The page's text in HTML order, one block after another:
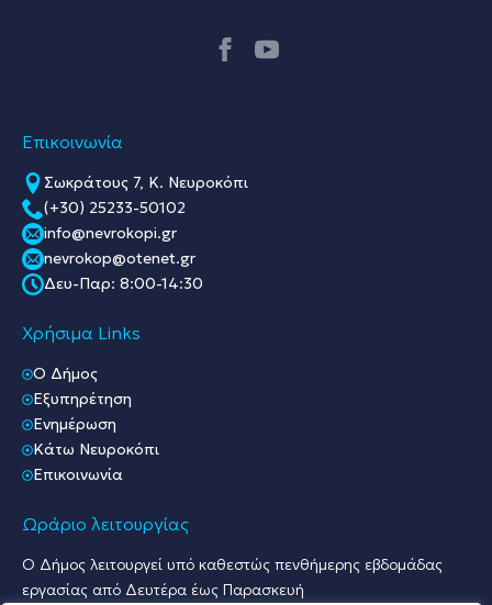
Επικοινωνία
Σωκράτους 7, Κ. Νευροκόπι
(+30) 25233-50102
info@nevrokopi.gr
nevrokop@otenet.gr
Δευ-Παρ: 8:00-14:30
Χρήσιμα Links
O Δήμος
Εξυπηρέτηση
Ενημέρωση
Κάτω Νευροκόπι
Επικοινωνία
Ωράριο λειτουργίας
Ο Δήμος λειτουργεί υπό καθεστώς πενθήμερης εβδομάδας
εργασίας από Δευτέρα έως Παρασκευή